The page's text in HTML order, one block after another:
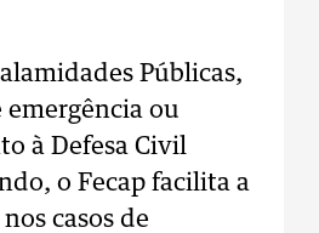
Públicas,
ou
à Defesa Civil
o Fecap facilita a
casos de